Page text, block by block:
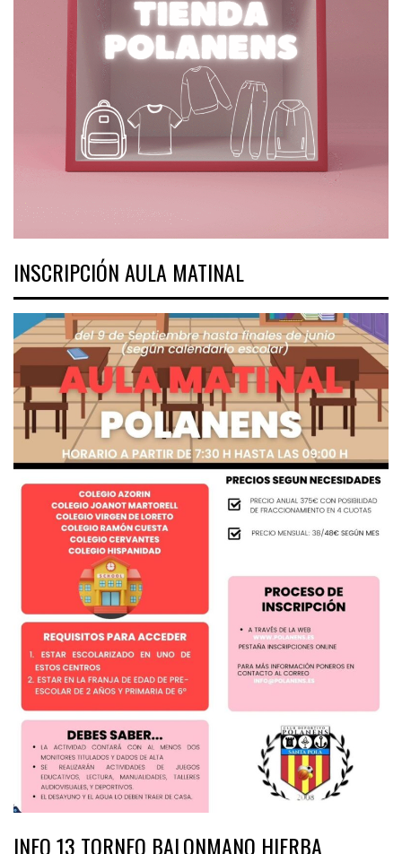
INSCRIPCIÓN AULA MATINAL
INFO 13 TORNEO BALONMANO HIERBA